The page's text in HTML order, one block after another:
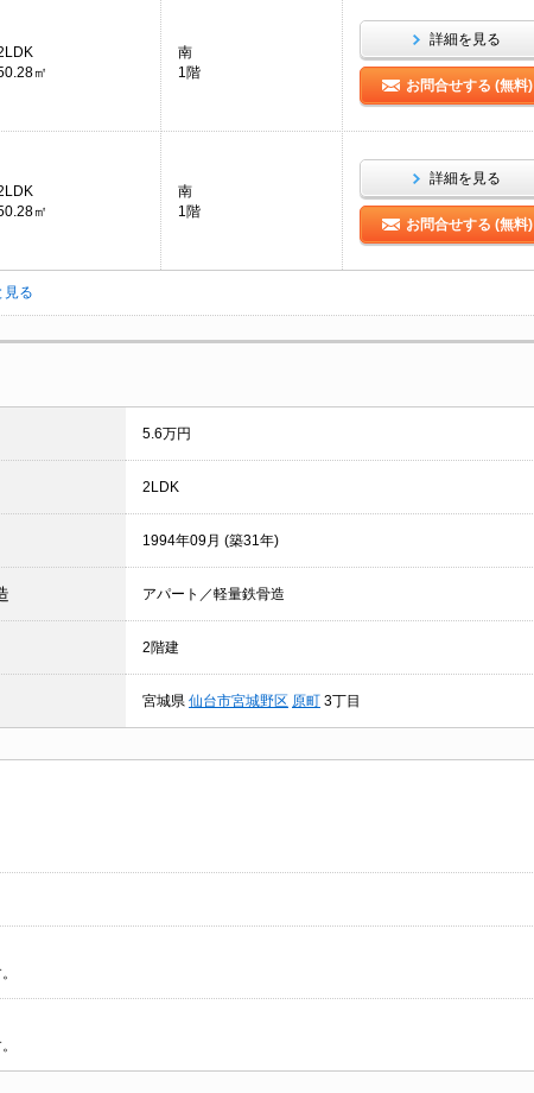
㎡
南
1階
詳細を見る
お問合せする (無料)
㎡
南
1階
詳細を見る
お問合せする (無料)
見る
5.6万円
2LDK
1994年09月 (築31年)
アパート／軽量鉄骨造
2階建
宮城県 仙台市宮城野区 原町 3丁目